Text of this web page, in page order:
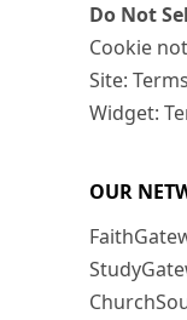
Do Not
Cookie
Site:
Widget:
OUR